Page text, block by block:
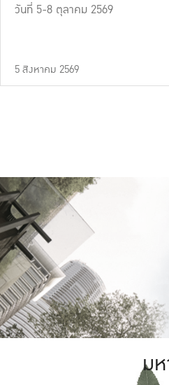
วันที่ 5-8 ตุลาคม 2569
5 สิงหาคม 2569
ม